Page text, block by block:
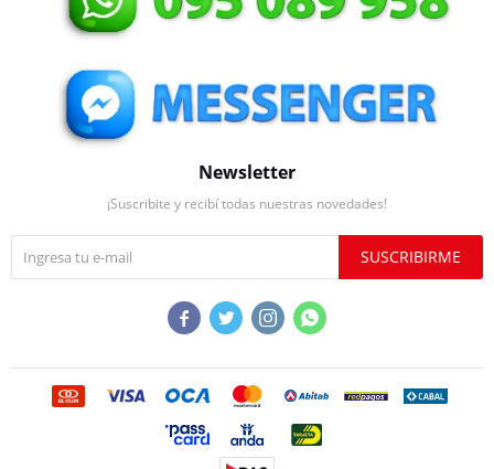
Newsletter
¡Suscribite y recibí todas nuestras novedades!
SUSCRIBIRME
   